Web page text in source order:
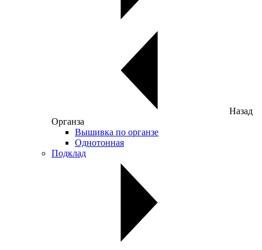
Назад
Органза
Вышивка по органзе
Однотонная
Подклад